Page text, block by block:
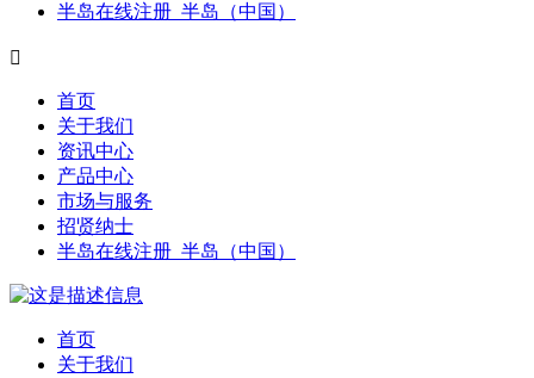
半岛在线注册_半岛（中国）

首页
关于我们
资讯中心
产品中心
市场与服务
招贤纳士
半岛在线注册_半岛（中国）
首页
关于我们